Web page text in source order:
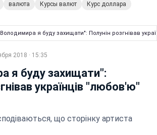
валюта Курсы валют Курс доллара
я буду захищати": Полунін розгнівав
2018 · 15:35
я буду захищати":
українців "любов'ю"
що сторінку артиста